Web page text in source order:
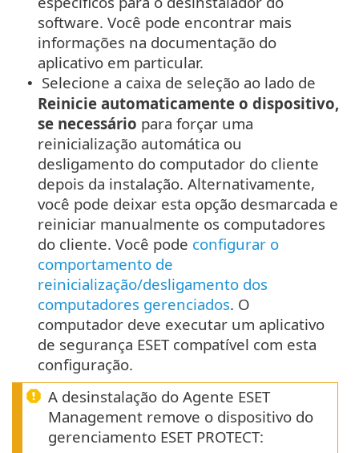
software. Você pode encontrar mais
informações na documentação do
aplicativo em particular.
•
Selecione a caixa de seleção ao lado de
Reinicie automaticamente o dispositivo,
se necessário para forçar uma
reinicialização automática ou
desligamento do computador do cliente
depois da instalação. Alternativamente,
você pode deixar esta opção desmarcada e
reiniciar manualmente os computadores
do cliente. Você pode configurar o
comportamento de
reinicialização/desligamento dos
computadores gerenciados. O
computador deve executar um aplicativo
de segurança ESET compatível com esta
configuração.
A desinstalação do Agente ESET
Management remove o dispositivo do
gerenciamento ESET PROTECT: